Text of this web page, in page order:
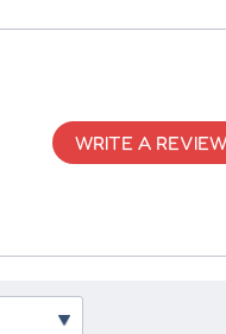
WRITE A REVIEW